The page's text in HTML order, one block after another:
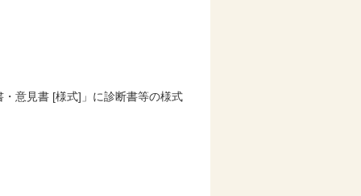
意見書 [様式]」に診断書等の様式